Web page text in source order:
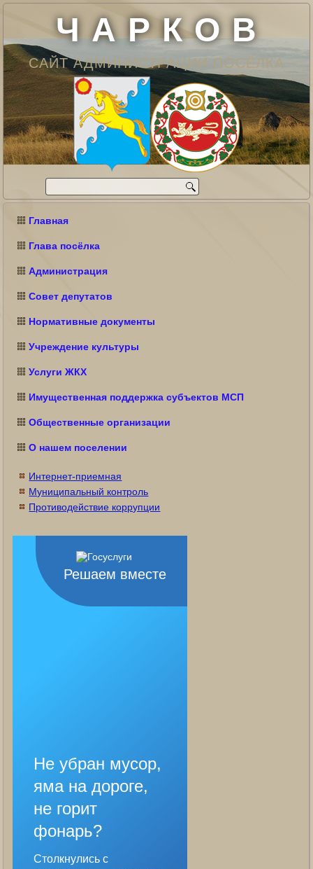
Ч А Р К О В
САЙТ АДМИНИСТРАЦИИ ПОСЁЛКА
Главная
Глава посёлка
Администрация
Совет депутатов
Нормативные документы
Учреждение культуры
Услуги ЖКХ
Имущественная поддержка субъектов МСП
Общественные организации
О нашем поселении
Интернет-приемная
Муниципальный контроль
Противодействие коррупции
Решаем вместе
Не убран мусор,
яма на дороге,
не горит
фонарь?
Столкнулись с